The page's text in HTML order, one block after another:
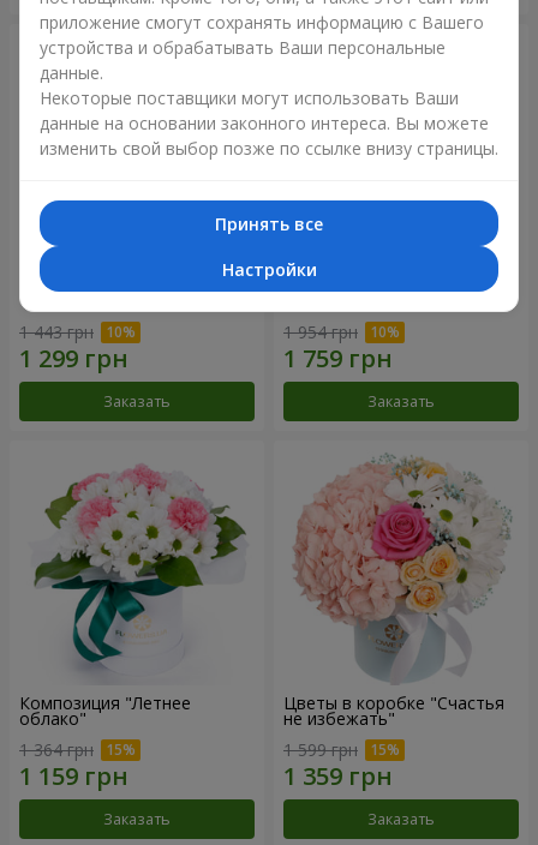
Букет "Нежная любовь"
1 443 грн
Заказать
Букет "Сказочная осень"
1 954 грн
Заказать
Композиция "Летнее
облако"
1 364 грн
Заказать
Цветы в коробке "Счастья
не избежать"
1 599 грн
Заказать
приложение смогут сохранять информацию с Вашего
устройства и обрабатывать Ваши персональные
данные.
Некоторые поставщики могут использовать Ваши
данные на основании законного интереса. Вы можете
изменить свой выбор позже по ссылке внизу страницы.
Принять все
Настройки